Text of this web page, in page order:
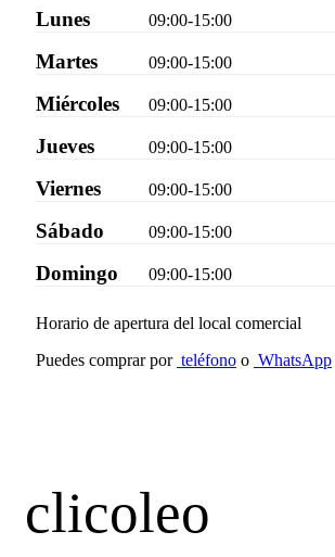
Lunes 09:00-15:00
Martes 09:00-15:00
Miércoles 09:00-15:00
Jueves 09:00-15:00
Viernes 09:00-15:00
Sábado 09:00-15:00
Domingo 09:00-15:00
Horario de apertura del local comercial
Puedes comprar por teléfono o WhatsApp
clicoleo